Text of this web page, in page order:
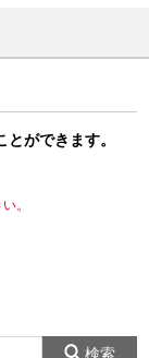
ができます。
。
検索